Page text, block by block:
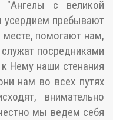
"Ангелы с великой
усердием пребывают
помогают нам,
посредниками
Нему наши стенания
нам во всех путях
внимательно
мы ведем себя